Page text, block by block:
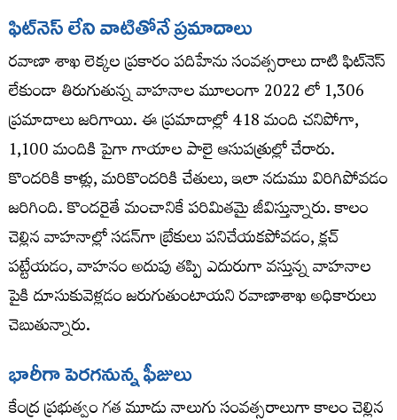
ఫిట్‌నెస్‌ లేని వాటితోనే ప్రమాదాలు
రవాణా శాఖ లెక్కల ప్రకారం పదిహేను సంవత్సరాలు దాటి ఫిట్‌నెస్‌
లేకుండా తిరుగుతున్న వాహనాల మూలంగా 2022 లో 1,306
ప్రమాదాలు జరిగాయి. ఈ ప్రమాదాల్లో 418 మంది చనిపోగా,
1,100 మందికి పైగా గాయాల పాలై ఆసుపత్రుల్లో చేరారు.
కొందరికి కాళ్లు, మరికొందరికి చేతులు, ఇలా నడుము విరిగిపోవడం
జరిగింది. కొందరైతే మంచానికే పరిమితమై జీవిస్తున్నారు. కాలం
చెల్లిన వాహనాల్లో సడన్‌గా బ్రేకులు పనిచేయకపోవడం, క్లచ్
పట్టేయడం, వాహనం అదుపు తప్పి ఎదురుగా వస్తున్న వాహనాల
పైకి దూసుకువెళ్లడం జరుగుతుంటాయని రవాణాశాఖ అధికారులు
చెబుతున్నారు.
భారీగా పెరగనున్న ఫీజులు
కేంద్ర ప్రభుత్వం గత మూడు నాలుగు సంవత్సరాలుగా కాలం చెల్లిన